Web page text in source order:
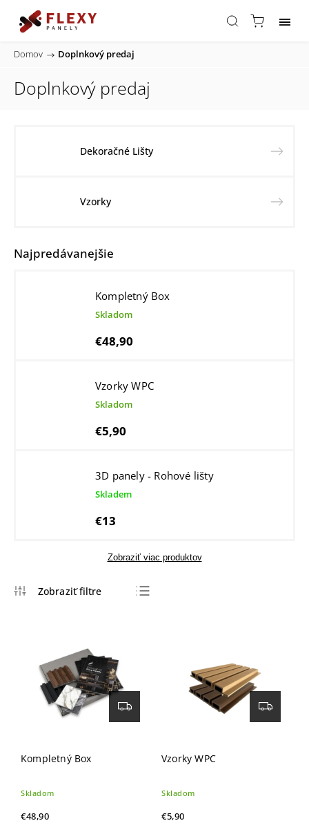
Domov / Doplnkový predaj
Doplnkový predaj
Dekoračné Lišty
Vzorky
Najpredávanejšie
Kompletný Box
Skladom
€48,90
Vzorky WPC
Skladom
€5,90
3D panely - Rohové lišty
Skladem
€13
Zobraziť viac produktov
Abecedne
Kompletný Box
Skladom
€48,90
Vzorky WPC
Skladom
€5,90